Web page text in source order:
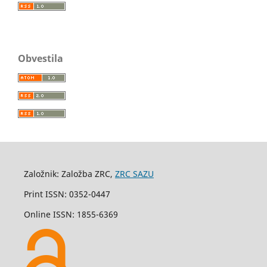
Obvestila
Založnik: Založba ZRC, ZRC SAZU
Print ISSN: 0352-0447
Online ISSN: 1855-6369